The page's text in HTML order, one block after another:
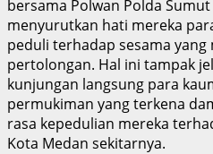
bersama Polwan Polda
menyurutkan hati mereka
peduli terhadap sesama
pertolongan. Hal ini tampak
kunjungan langsung para
permukiman yang terkena
rasa kepedulian mereka
Kota Medan sekitarnya.